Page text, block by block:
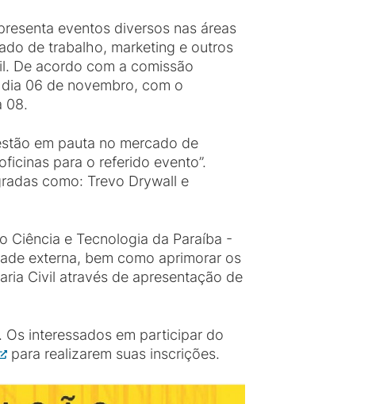
eventos diversos nas áreas
de trabalho, marketing e outros
De acordo com a comissão
06 de novembro, com o
08.
em pauta no mercado de
para o referido evento”.
como: Trevo Drywall e
Ciência e Tecnologia da Paraíba -
externa, bem como aprimorar os
Civil através de apresentação de
interessados em participar do
para realizarem suas inscrições.